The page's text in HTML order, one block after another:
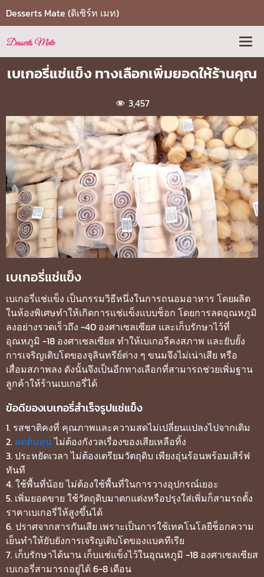
Desserts Mate (ดิเซิร์ท เมท)
เบเกอรี่แช่แข็ง ทางเลือกเพิ่มยอดให้ร้านคุณ
3,457
เบเกอรี่แช่แข็ง
เบเกอรี่แช่แข็ง เป็นกรรมวิธีหนึ่งในการถนอมอาหาร โดยผลิต
ในห้องพิเศษทำให้เกิดการแช่แข็งแบบช็อก โดยการลดอุณหภูมิ
ลงอย่างรวดเร็วถึง -40 องศาเซลเซียส และเก็บรักษาไว้ที่
อุณหภูมิ -18 องศาเซลเซียส ทำให้เบเกอรีคงสภาพ และยับยั้ง
การเจริญเติบโตของจุลินทรีย์ต่าง ๆ ขนมจึงไม่เน่าเสีย หรือ
เสื่อมสภาพลง ดังนั้นจึงเป็นอีกทางเลือกที่สามารถช่วยเพิ่มฐาน
ลูกค้าให้ร้านเบเกอรี่ได้
ข้อดีของเบเกอรี่สำเร็จรูปแช่แข็ง
1. รสชาติคงที่ คุณภาพและความสดไม่เปลี่ยนแปลงไปจากเดิม
2. ลดต้นทุนไม่ต้องกังวลเรื่องของเสียเหลือทิ้ง
3. ประหยัดเวลา ไม่ต้องเตรียมวัตถุดิบ เพียงอุ่นร้อนพร้อมเสิร์ฟ
ทันที
4. ใช้พื้นที่น้อย ไม่ต้องใช้พื้นที่ในการวางอุปกรณ์เยอะ
5. เพิ่มยอดขาย ใช้วัตถุดิบมาตกแต่งหรือปรุงใส่เพิ่มก็สามรถตั้ง
ราคาเบเกอรี่ให้สูงขึ้นได้
6. ปราศจากสารกันเสีย เพราะเป็นการใช้เทคโนโลยีช็อกความ
เย็นทำให้ยับยังการเจริญเติบโตของแบคทีเรีย
7. เก็บรักษาได้นาน เก็บแช่แข็งไว้ในอุณหภูมิ -18 องศาเซลเซียส
เบเกอรี่สามารถอยู่ได้ 6-8 เดือน